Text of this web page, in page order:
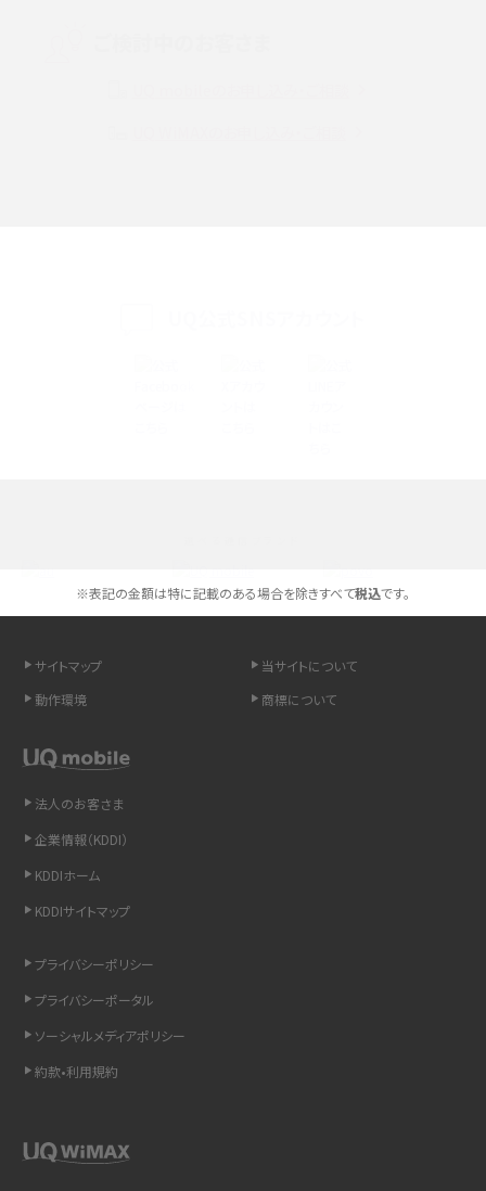
高校生にスマホ制限は必要？所持率やメリット・デメリットを詳しく紹介
スマホのネット通信速度が遅い原因は？すぐできる対処法や見直すポイントを解
説
を解説
LINEの引き継ぎ方法は？対象データや事前準備・条件・注意点などを解説
非通知設定とは？184で電話をかける方法やiPhone・Androidの設定を解説
iCloudの使用容量を減らす9つの方法！使用状況の確認手順も紹介
リプライ機能とは？LINE、X（旧Twitter）、Instagram、TikTokで送る方法を解説
※表記の金額は特に記載のある場合を除きすべて税込です。
サイトマップ
当サイトについて
動作環境
商標について
法人のお客さま
企業情報（KDDI）
KDDIホーム
KDDIサイトマップ
プライバシーポリシー
プライバシーポータル
ソーシャルメディアポリシー
約款•利用規約